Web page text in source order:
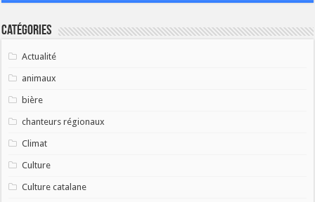
Catégories
Actualité
animaux
bière
chanteurs régionaux
Climat
Culture
Culture catalane